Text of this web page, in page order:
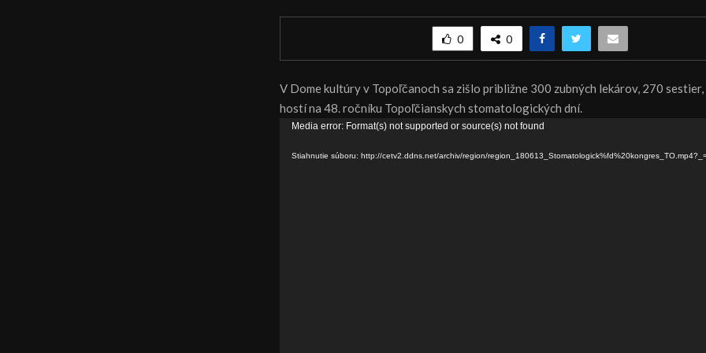
0 0
V Dome kultúry v Topoľčanoch sa zišlo približne 300 zubných lekárov, 270
hostí na 48. ročníku Topoľčianskych stomatologických dní.
Media error: Format(s) not supported or source(s) not found
Stiahnutie súboru: http://cetv2.ddns.net/archiv/region/